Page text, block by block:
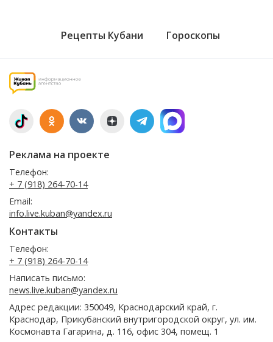
Рецепты Кубани Гороскопы
Реклама на проекте
Телефон:
+ 7 (918) 264-70-14
Email:
info.live.kuban@yandex.ru
Контакты
Телефон:
+ 7 (918) 264-70-14
Написать письмо:
news.live.kuban@yandex.ru
Адрес редакции: 350049, Краснодарский край, г.
Краснодар, Прикубанский внутригородской округ, ул. им.
Космонавта Гагарина, д. 116, офис 304, помещ. 1